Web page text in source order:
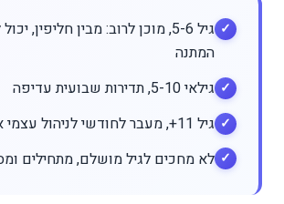
גיל 5-6, מוכן לרוב: מבין חליפין,
המתנה
גילאי 5-10, תדירות שבועית עדיפה
גיל 11+, מעבר לחודשי לניהול עצמי אמיתי
לא מחכים לגיל מושלם, מתחילים